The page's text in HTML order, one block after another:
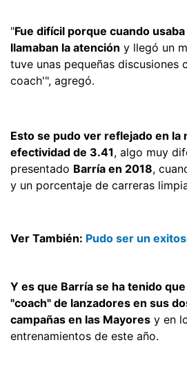
"Fue difícil porque cuando
llamaban la atención y llegó un
tuve unas pequeñas discusiones
coach'", agregó.
Esto se pudo ver reflejado en la
efectividad de 3.41, algo muy
presentado Barría en 2018,
y un porcentaje de carreras
Ver También: Pudo ser un
Y es que Barría se ha tenido
"coach" de lanzadores en sus
campañas en las Mayores y en
entrenamientos de este año.